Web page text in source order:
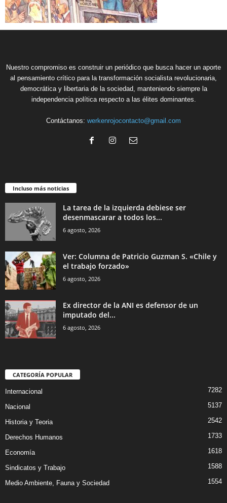
Nuestro compromiso es construir un periódico que busca hacer un aporte
al pensamiento crítico para la transformación socialista revolucionaria,
democrática y libertaria de la sociedad, manteniendo siempre la
independencia política respecto a las élites dominantes.
Contáctanos: werkenrojocontacto@gmail.com
Incluso más noticias
La tarea de la izquierda debiese ser
desenmascarar a todos los...
6 agosto, 2026
Ver: Columna de Patricio Guzman S. «Chile y
el trabajo forzado»
6 agosto, 2026
Ex director de la ANI es defensor de un
imputado del...
6 agosto, 2026
CATEGORÍA POPULAR
Internacional 7282
Nacional 5137
Historia y Teoria 2542
Derechos Humanos 1733
Economía 1618
Sindicatos y Trabajo 1588
Medio Ambiente, Fauna y Sociedad 1554